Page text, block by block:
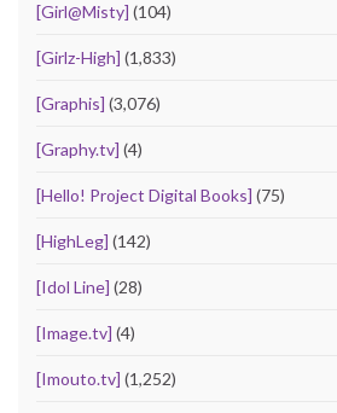
[Girl@Misty] (104)
[Girlz-High] (1,833)
[Graphis] (3,076)
[Graphy.tv] (4)
[Hello! Project Digital Books] (75)
[HighLeg] (142)
[Idol Line] (28)
[Image.tv] (4)
[Imouto.tv] (1,252)